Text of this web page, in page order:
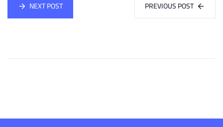
PREVIOUS POST
NEXT POST